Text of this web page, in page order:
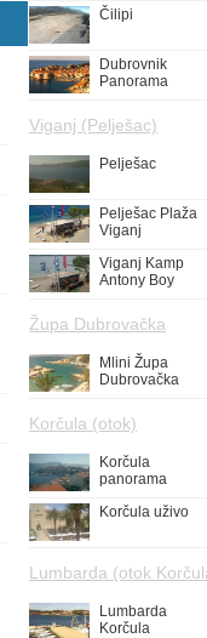
Čilipi
Dubrovnik
Panorama
Viganj (Pelješac)
Pelješac
Pelješac Plaža
Viganj
Viganj Kamp
Antony Boy
Župa Dubrovačka
Mlini Župa
Dubrovačka
Korčula (otok)
Korčula
panorama
Korčula uživo
Lumbarda (otok
Lumbarda
Korčula